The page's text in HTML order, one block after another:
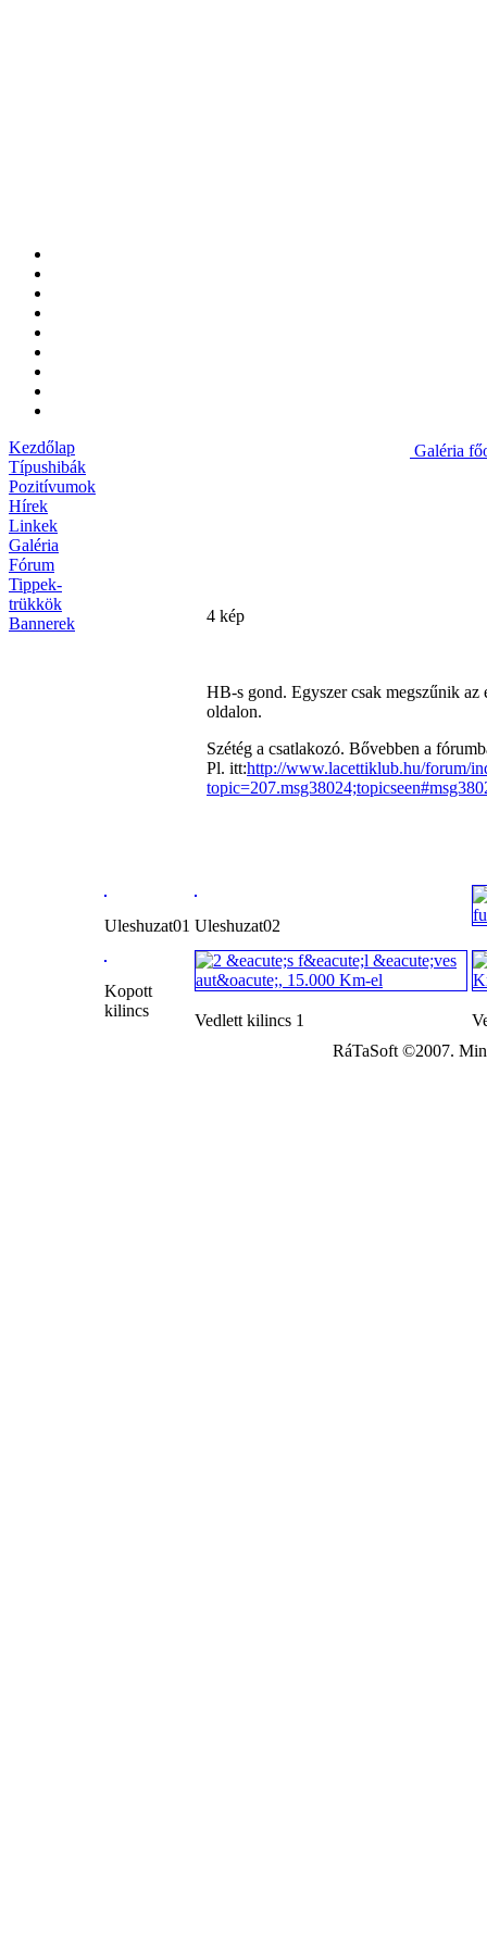
Kezdőlap
Típushibák
Pozitívumok
Hírek
Linkek
Galéria
Fórum
Tippek-
trükkök
Bannerek
Galéria
4 kép
HB-s gond. Egyszer csak megszűnik
oldalon.
Szétég a csatlakozó. Bővebben a
Pl. itt:http://www.lacettiklub.hu/forum/
Uleshuzat01 Uleshuzat02
Kopott
kilincs
Vedlett kilincs 1
RáTaSoft ©2007.